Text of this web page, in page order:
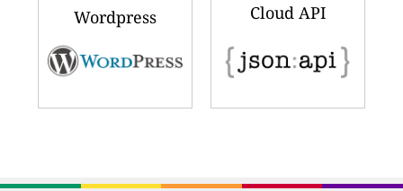
Wordpress Cloud API